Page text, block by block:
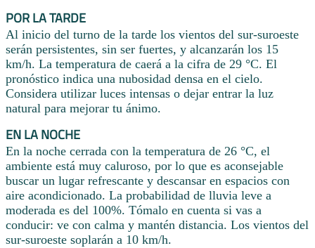
POR LA TARDE
Al inicio del turno de la tarde los vientos del sur-suroeste
serán persistentes, sin ser fuertes, y alcanzarán los 15
km/h. La temperatura de caerá a la cifra de 29 °C. El
pronóstico indica una nubosidad densa en el cielo.
Considera utilizar luces intensas o dejar entrar la luz
natural para mejorar tu ánimo.
EN LA NOCHE
En la noche cerrada con la temperatura de 26 °C, el
ambiente está muy caluroso, por lo que es aconsejable
buscar un lugar refrescante y descansar en espacios con
aire acondicionado. La probabilidad de lluvia leve a
moderada es del 100%. Tómalo en cuenta si vas a
conducir: ve con calma y mantén distancia. Los vientos del
sur-suroeste soplarán a 10 km/h.